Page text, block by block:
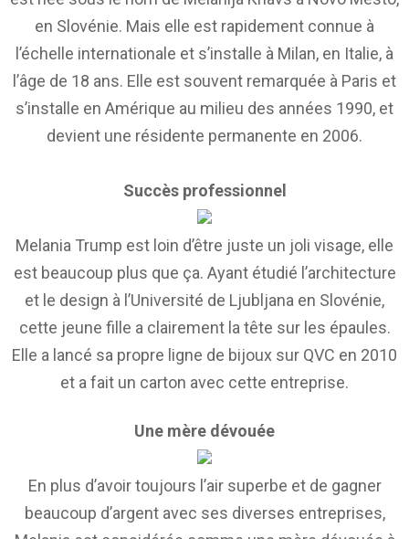
en Slovénie. Mais elle est rapidement connue à
l’échelle internationale et s’installe à Milan, en Italie, à
l’âge de 18 ans. Elle est souvent remarquée à Paris et
s’installe en Amérique au milieu des années 1990, et
devient une résidente permanente en 2006.
Succès professionnel
Melania Trump est loin d’être juste un joli visage, elle
est beaucoup plus que ça. Ayant étudié l’architecture
et le design à l’Université de Ljubljana en Slovénie,
cette jeune fille a clairement la tête sur les épaules.
Elle a lancé sa propre ligne de bijoux sur QVC en 2010
et a fait un carton avec cette entreprise.
Une mère dévouée
En plus d’avoir toujours l’air superbe et de gagner
beaucoup d’argent avec ses diverses entreprises,